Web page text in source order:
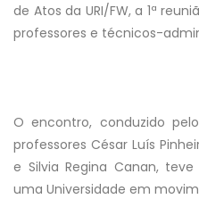
de Atos da URI/FW, a 1ª
professores e técnicos-
O encontro, conduzido
professores César Luís
e Silvia Regina Canan,
uma Universidade em